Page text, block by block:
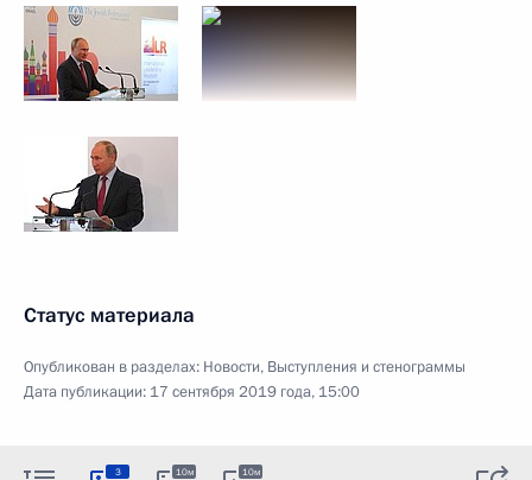
Статус материала
Опубликован в разделах: Новости, Выступления и стенограммы
Дата публикации: 17 сентября 2019 года, 15:00
3 10м 10м